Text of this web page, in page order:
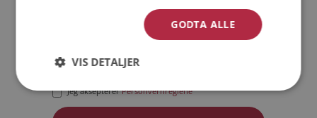
Jeg akseptererPersonvernreglene
GODTA ALLE
VIS DETALJER